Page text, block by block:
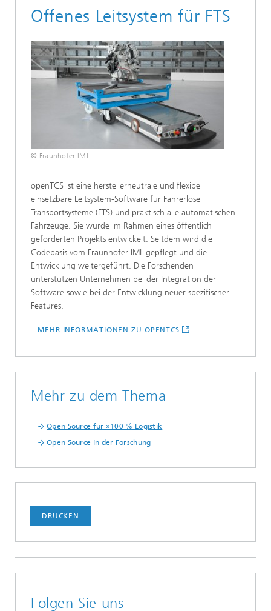
Offenes Leitsystem für FTS
© Fraunhofer IML
openTCS ist eine herstellerneutrale und flexibel
einsetzbare Leitsystem-Software für Fahrerlose
Transportsysteme (FTS) und praktisch alle automatischen
Fahrzeuge. Sie wurde im Rahmen eines öffentlich
geförderten Projekts entwickelt. Seitdem wird die
Codebasis vom Fraunhofer IML gepflegt und die
Entwicklung weitergeführt. Die Forschenden
unterstützen Unternehmen bei der Integration der
Software sowie bei der Entwicklung neuer spezifischer
Features.
MEHR INFORMATIONEN ZU OPENTCS
Mehr zu dem Thema
Open Source für »100 % Logistik
Open Source in der Forschung
DRUCKEN
Folgen Sie uns